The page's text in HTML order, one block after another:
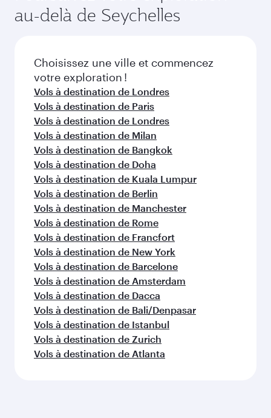
du vol au moment de la réservation.
la disponibilité des classes de voyage.
au-delà de Seychelles
Choisissez une ville et commencez
votre exploration !
Vols à destination de Londres
Vols à destination de Paris
Vols à destination de Londres
Vols à destination de Milan
Vols à destination de Bangkok
Vols à destination de Doha
Vols à destination de Kuala Lumpur
Vols à destination de Berlin
Vols à destination de Manchester
Vols à destination de Rome
Vols à destination de Francfort
Vols à destination de New York
Vols à destination de Barcelone
Vols à destination de Amsterdam
Vols à destination de Dacca
Vols à destination de Bali/Denpasar
Vols à destination de Istanbul
Vols à destination de Zurich
Vols à destination de Atlanta